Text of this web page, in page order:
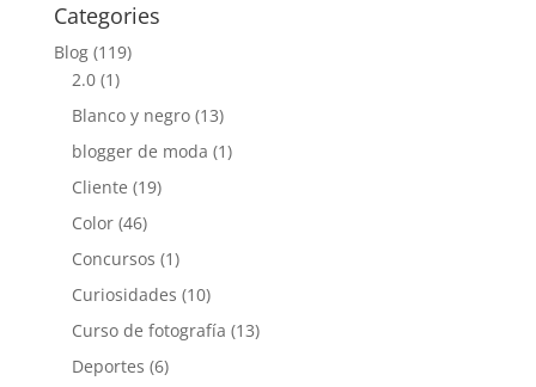
Categories
Blog(119)
2.0(1)
Blanco y negro(13)
blogger de moda (1)
Cliente (19)
Color(46)
Concursos (1)
Curiosidades (10)
Curso de fotografía (13)
Deportes (6)